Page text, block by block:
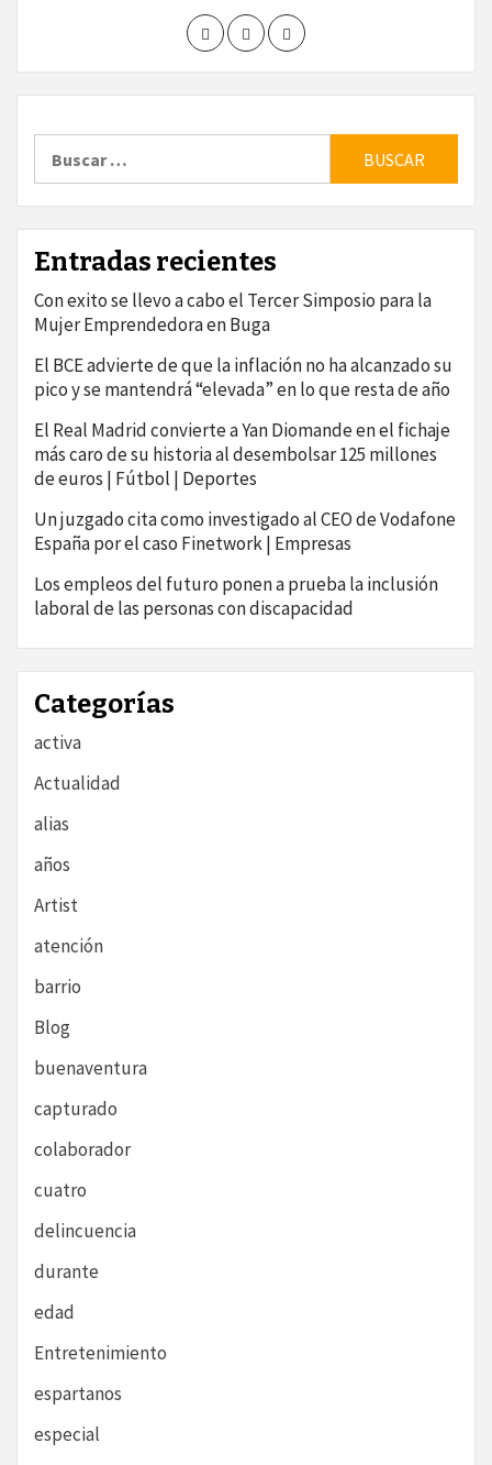
Entradas recientes
Con exito se llevo a cabo el Tercer Simposio para la
Mujer Emprendedora en Buga
El BCE advierte de que la inflación no ha alcanzado su
pico y se mantendrá “elevada” en lo que resta de año
El Real Madrid convierte a Yan Diomande en el fichaje
más caro de su historia al desembolsar 125 millones
de euros | Fútbol | Deportes
Un juzgado cita como investigado al CEO de Vodafone
España por el caso Finetwork | Empresas
Los empleos del futuro ponen a prueba la inclusión
laboral de las personas con discapacidad
Categorías
activa
Actualidad
alias
años
Artist
atención
barrio
Blog
buenaventura
capturado
colaborador
cuatro
delincuencia
durante
edad
Entretenimiento
espartanos
especial